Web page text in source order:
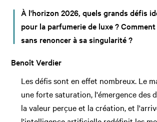
À l'horizon 2026, quels grands défis
pour la parfumerie de luxe ?
sans renoncer à sa singularité ?
Benoît Verdier
Les défis sont en effet nombreux. Le
une forte saturation, l'émergence des
la valeur perçue et la création, et